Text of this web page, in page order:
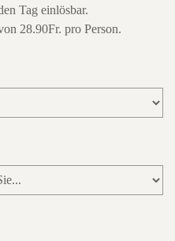
Tag einlösbar.
28.90Fr. pro Person.